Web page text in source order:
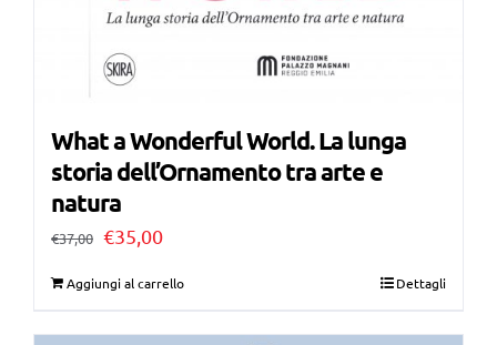
What a Wonderful World. La lunga
storia dell’Ornamento tra arte e
natura
€37,00 Il
€35,00Il
Aggiungi al carrello Dettagli